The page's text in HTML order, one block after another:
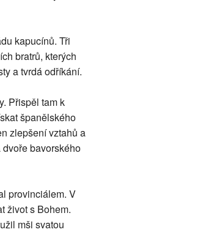
kapucínů. Tři
bratrů, kterých
a tvrdá odříkání.
Přispěl tam k
španělského
zlepšení vztahů a
bavorského
provinciálem. V
život s Bohem.
mši svatou